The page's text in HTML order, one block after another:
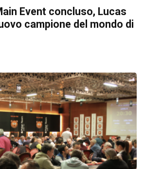
Event concluso, Lucas
campione del mondo di